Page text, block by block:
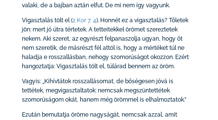
valaki, de a bajban aztán elfut. De mi nem így vagyunk.
Vigasztalás tölt el(2 Kor 7, 4). Honnét ez a vigasztalás? Tőletek
jön: mert jó útra tértetek. A tetteitekkel örömet szereztetek
nekem. Aki szeret, az egyrészt felpanaszolja ugyan, hogy őt
nem szeretik, de másrészt fél attól is, hogy a mértéket túl ne
haladja e rosszallásban, nehogy szomorúságot okozzon. Ezért
hangoztatja: Vigasztalás tölt el, túlárad bennem az öröm.
Vagyis: „Kihívtátok rosszallásomat, de bőségesen jóvá is
tettétek, megvigasztaltatok: nemcsak megszüntettétek
szomorúságom okát, hanem még örömmel is elhalmoztatok.”
Ezután bemutatja öröme nagyságát, nemcsak azzal, amit